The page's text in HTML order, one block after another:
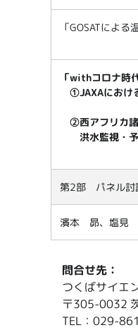
「GOSATによ
「withコロナ時
①JAXAにおけ
②西アフリカ
洪水監視・
第2部 パネル討
濱本 昴、塩見
問合せ先：
つくばサイエ
〒305-0032
TEL：029-